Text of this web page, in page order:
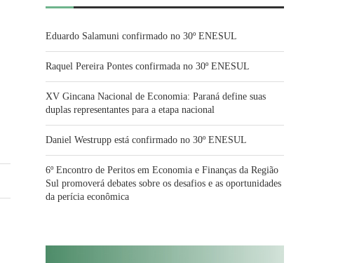
Eduardo Salamuni confirmado no 30º ENESUL
Raquel Pereira Pontes confirmada no 30º ENESUL
XV Gincana Nacional de Economia: Paraná define suas
duplas representantes para a etapa nacional
Daniel Westrupp está confirmado no 30º ENESUL
6º Encontro de Peritos em Economia e Finanças da Região
Sul promoverá debates sobre os desafios e as oportunidades
da perícia econômica